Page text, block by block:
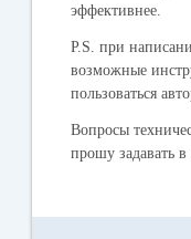
эффективнее.
P.S. при
возможные
пользоваться
Вопросы
прошу задавать в